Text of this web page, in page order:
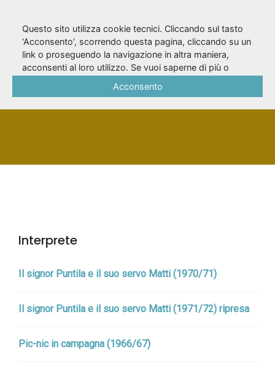
Lawrence, Claudia
PERSONA
Interprete
Il signor Puntila e il suo servo Matti (1970/71)
Il signor Puntila e il suo servo Matti (1971/72) ripresa
Pic-nic in campagna (1966/67)
Questo sito utilizza cookie tecnici. Cliccando sul tasto
'Acconsento', scorrendo questa pagina, cliccando su un
link o proseguendo la navigazione in altra maniera,
acconsenti al loro utilizzo. Se vuoi saperne di più o
Acconsento